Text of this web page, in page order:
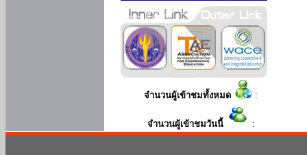
จำนวนผู้เข้าชมทั้งหมด :
จำนวนผู้เข้าชมวันนี้ :